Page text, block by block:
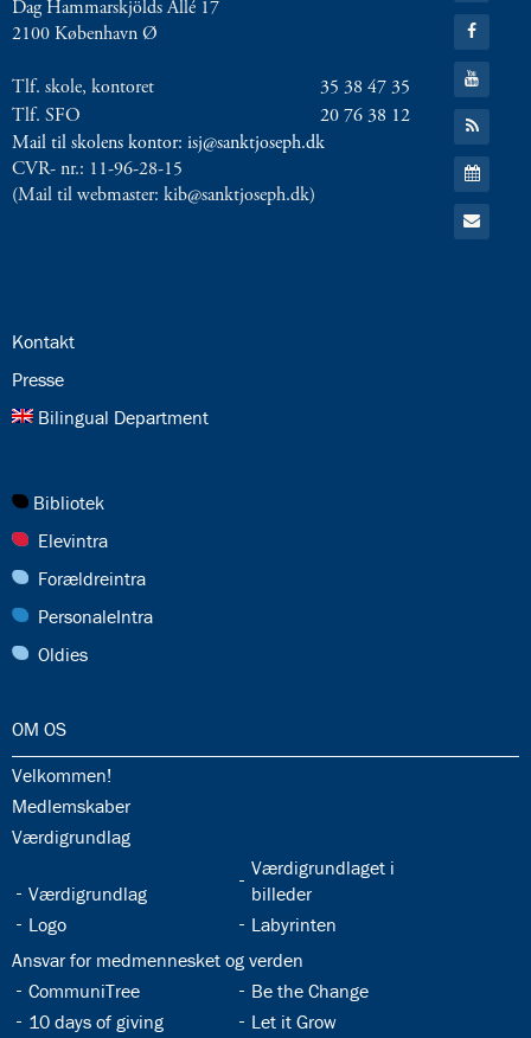
Dag Hammarskjölds Allé 17
2100 København Ø
Tlf. skole, kontoret
35 38 47 35
Tlf. SFO
20 76 38 12
Mail til skolens kontor: isj@sanktjoseph.dk
CVR- nr.: 11-96-28-15
(Mail til webmaster: kib@sanktjoseph.dk)
Twitter
Gå
til:
Facebook
Gå
til:
YouTube
Gå
til:
RSS
feed
Gå
til:
Kalender
Gå
til:
24.0:
Kontakt
25.0:
Presse
26.0:
Bilingual Department
27.0:
Bibliotek
28.0:
Elevintra
29.0:
Forældreintra
30.0:
PersonaleIntra
31.0:
Oldies
32.0:
OM OS
32.1:
Velkommen!
32.2:
Medlemskaber
32.3:
Værdigrundlag
32.4:
Værdigrundlag
32.5:
Værdigrundlaget i
billeder
32.6:
Logo 32.7:
Labyrinten
32.8:
Ansvar for medmennesket og verden
32.9:
CommuniTree 32.10:
Be the Change
32.11:
10 days of giving 32.12:
Let it Grow